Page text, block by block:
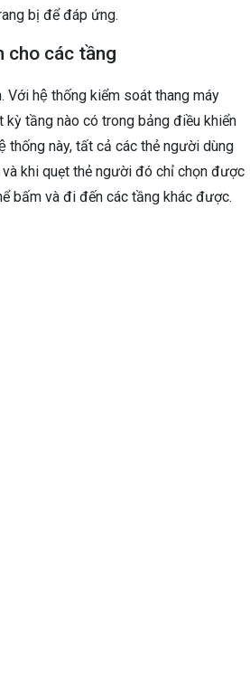
bị để đáp ứng.
cho các tầng
Với hệ thống kiểm soát thang máy
tầng nào có trong bảng điều khiển
thống này, tất cả các thẻ người dùng
khi quẹt thẻ người đó chỉ chọn được
bấm và đi đến các tầng khác được.